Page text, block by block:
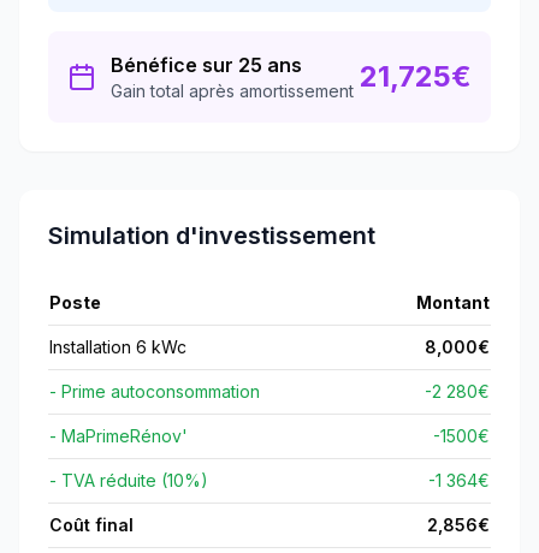
Bénéfice sur 25 ans
Gain total après amortissement 21,725€
Simulation d'investissement
Poste Montant
Installation 6 kWc 8,000€
- Prime autoconsommation -2 280€
- MaPrimeRénov' -1500€
- TVA réduite (10%) -1 364€
Coût final 2,856€